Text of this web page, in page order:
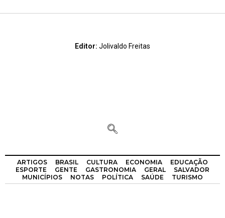
Editor: Jolivaldo Freitas
ARTIGOS BRASIL CULTURA ECONOMIA
EDUCAÇÃO
ESPORTE
GENTE GASTRONOMIA GERAL
SALVADOR
MUNICÍPIOS
NOTAS POLÍTICA SAÚDE TURISMO